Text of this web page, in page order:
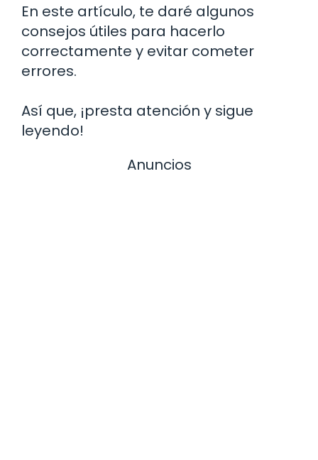
En este artículo, te daré algunos
consejos útiles para hacerlo
correctamente y evitar cometer
errores.
Así que, ¡presta atención y sigue
leyendo!
Anuncios